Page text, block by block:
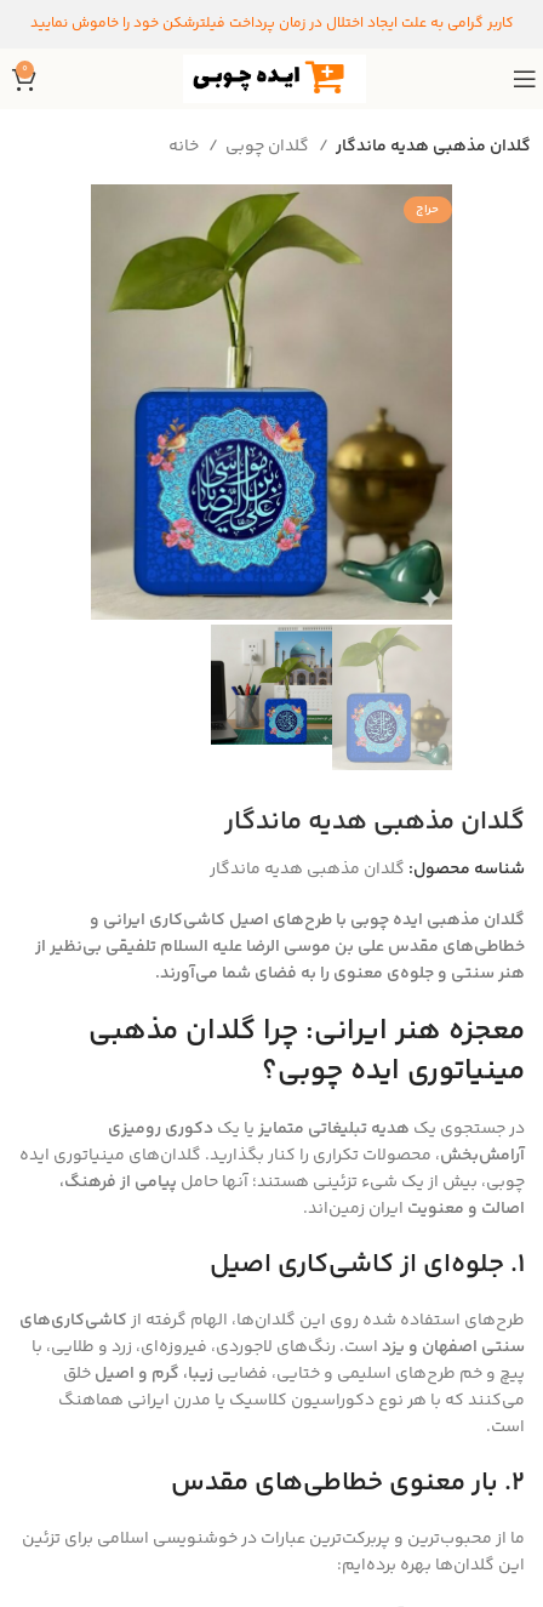
کاربر گرامی به علت ایجاد اختلال در زمان پرداخت فیلترشکن خود را خاموش نمایید
0
خانه گلدان مذهبی هدیه ماندگار
حراج
گلدان مذهبی هدیه ماندگار
شناسه محصول: گلدان مذهبی هدیه ماندگار
گلدان مذهبی ایده چوبی با طرح‌های اصیل کاشی‌کاری ایرانی و
خطاطی‌های مقدسعلی بن موسی الرضا علیه السلامتلفیقی بی‌نظیر از
هنر سنتی و جلوه‌ی معنوی را به فضای شما می‌آورند.
معجزه هنر ایرانی: چرا گلدان مذهبی
مینیاتوری ایده چوبی؟
در جستجوی یک هدیه تبلیغاتی متمایزیا یک دکوری رومیزی
آرامش‌بخش، محصولات تکراری را کنار بگذارید. گلدان‌های مینیاتوری ایده
چوبی، بیش از یک شیء تزئینی هستند؛ آنها حامل پیامی از فرهنگ،
اصالت و معنویت ایران زمین‌اند.
۱. جلوه‌ای از کاشی‌کاری اصیل
طرح‌های استفاده شده روی این گلدان‌ها، الهام گرفته ازکاشی‌کاری‌های
سنتی اصفهان و یزداست. رنگ‌های لاجوردی، فیروزه‌ای، زرد و طلایی، با
پیچ و خم طرح‌های اسلیمی و ختایی، فضایی زیبا، گرم و اصیلخلق
می‌کنند که با هر نوع دکوراسیون کلاسیک یا مدرن ایرانی هماهنگ
است.
۲. بار معنوی خطاطی‌های مقدس
ما از محبوب‌ترین و پربرکت‌ترین عبارات در خوشنویسی اسلامی برای تزئین
این گلدان‌ها بهره برده‌ایم: